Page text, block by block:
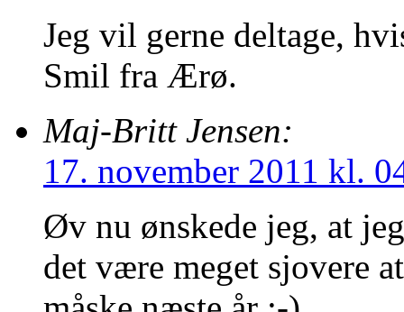
Jeg vil gerne deltage,
Smil fra Ærø.
Maj-Britt Jensen:
17. november 2011 kl.
Øv nu ønskede jeg, at
det være meget sjovere